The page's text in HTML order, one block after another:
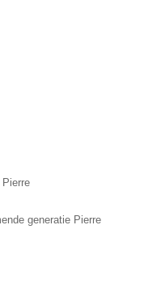
generatie Pierre